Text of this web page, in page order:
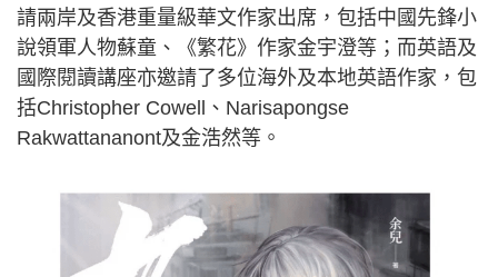
請兩岸及香港重量級華文作家出席，包括中國先鋒小
說領軍人物蘇童、《繁花》作家金宇澄等；而英語及
國際閱讀講座亦邀請了多位海外及本地英語作家，包
括Christopher Cowell、Narisapongse
Rakwattananont及金浩然等。